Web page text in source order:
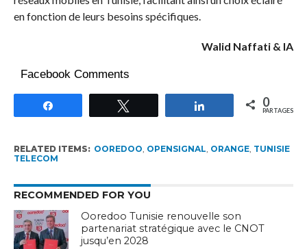
en fonction de leurs besoins spécifiques.
Walid Naffati & IA
Facebook Comments
Partagez 0
PARTAGES
RELATED ITEMS: OOREDOO, OPENSIGNAL, ORANGE, TUNISIE
TELECOM
RECOMMENDED FOR YOU
Ooredoo Tunisie renouvelle son
partenariat stratégique avec le CNOT
jusqu’en 2028